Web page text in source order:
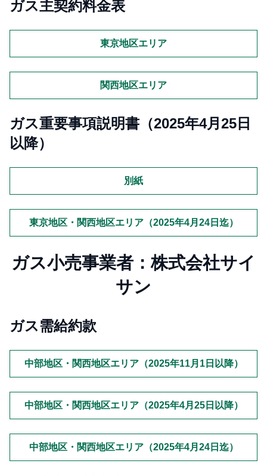
ガス主契約料金表
東京地区エリア
関西地区エリア
ガス重要事項説明書（2025年4月25日
以降）
別紙
東京地区・関西地区エリア（2025年4月24日迄）
ガス小売事業者：株式会社サイ
サン
ガス需給約款
中部地区・関西地区エリア（2025年11月1日以降）
中部地区・関西地区エリア（2025年4月25日以降）
中部地区・関西地区エリア（2025年4月24日迄）